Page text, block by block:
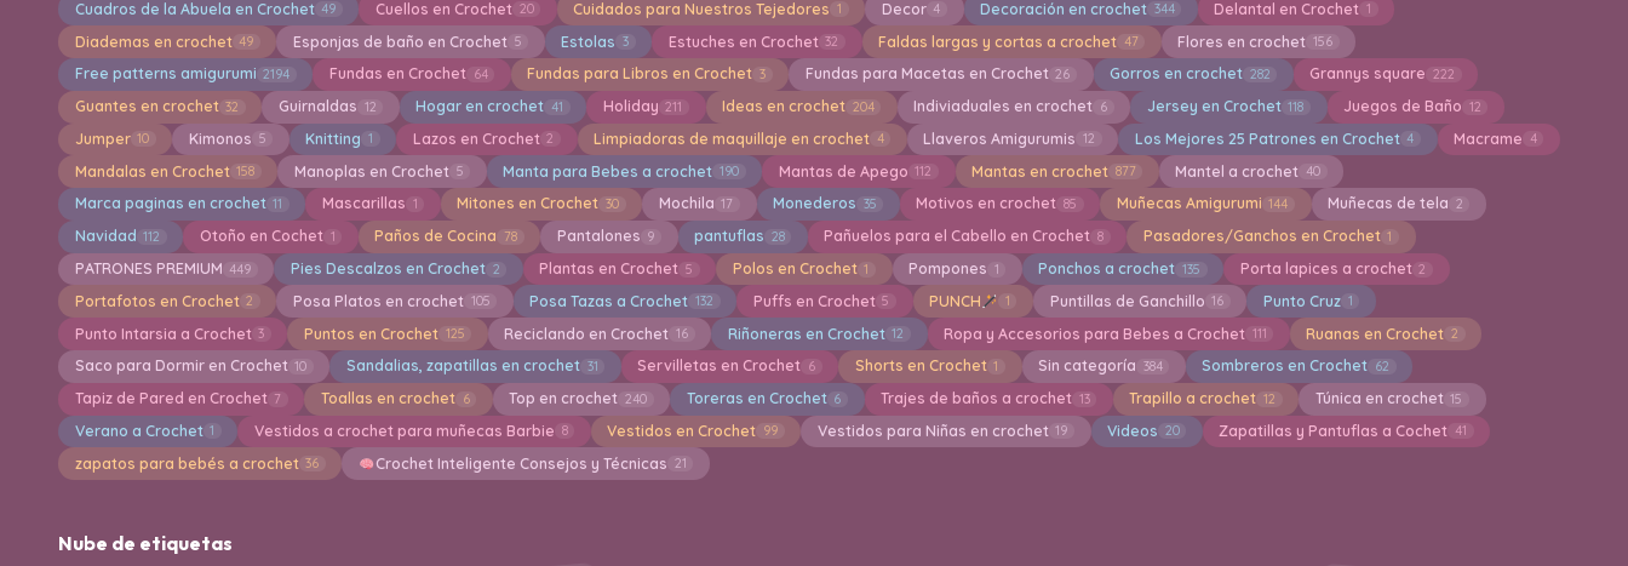
Cuadros de la Abuela en Crochet 49 Cuellos en Crochet 20 Cuidados para Nuestros Tejedores 1 Decor 4 Decoración en crochet 344 Delantal en Crochet 1
Diademas en crochet 49 Esponjas de baño en Crochet 5 Estolas 3 Estuches en Crochet 32 Faldas largas y cortas a crochet 47 Flores en crochet 156
Free patterns amigurumi 2194 Fundas en Crochet 64 Fundas para Libros en Crochet 3 Fundas para Macetas en Crochet 26 Gorros en crochet 282 Grannys square 222
Guantes en crochet 32 Guirnaldas 12 Hogar en crochet 41 Holiday 211 Ideas en crochet 204 Indiviaduales en crochet 6 Jersey en Crochet 118 Juegos de Baño 12
Jumper 10 Kimonos 5 Knitting 1 Lazos en Crochet 2 Limpiadoras de maquillaje en crochet 4 Llaveros Amigurumis 12 Los Mejores 25 Patrones en Crochet 4 Macrame 4
Mandalas en Crochet 158 Manoplas en Crochet 5 Manta para Bebes a crochet 190 Mantas de Apego 112 Mantas en crochet 877 Mantel a crochet 40
Marca paginas en crochet 11 Mascarillas 1 Mitones en Crochet 30 Mochila 17 Monederos 35 Motivos en crochet 85 Muñecas Amigurumi 144 Muñecas de tela 2
Navidad 112 Otoño en Cochet 1 Paños de Cocina 78 Pantalones 9 pantuflas 28 Pañuelos para el Cabello en Crochet 8 Pasadores/Ganchos en Crochet 1
PATRONES PREMIUM 449 Pies Descalzos en Crochet 2 Plantas en Crochet 5 Polos en Crochet 1 Pompones 1 Ponchos a crochet 135 Porta lapices a crochet 2
Portafotos en Crochet 2 Posa Platos en crochet 105 Posa Tazas a Crochet 132 Puffs en Crochet 5 PUNCH 1 Puntillas de Ganchillo 16 Punto Cruz 1
Punto Intarsia a Crochet 3 Puntos en Crochet 125 Reciclando en Crochet 16 Riñoneras en Crochet 12 Ropa y Accesorios para Bebes a Crochet 111 Ruanas en Crochet 2
Saco para Dormir en Crochet 10 Sandalias, zapatillas en crochet 31 Servilletas en Crochet 6 Shorts en Crochet 1 Sin categoría 384 Sombreros en Crochet 62
Tapiz de Pared en Crochet 7 Toallas en crochet 6 Top en crochet 240 Toreras en Crochet 6 Trajes de baños a crochet 13 Trapillo a crochet 12 Túnica en crochet 15
Verano a Crochet 1 Vestidos a crochet para muñecas Barbie 8 Vestidos en Crochet 99 Vestidos para Niñas en crochet 19 Videos 20 Zapatillas y Pantuflas a Cochet 41
zapatos para bebés a crochet 36 Crochet Inteligente Consejos y Técnicas 21
Nube de etiquetas